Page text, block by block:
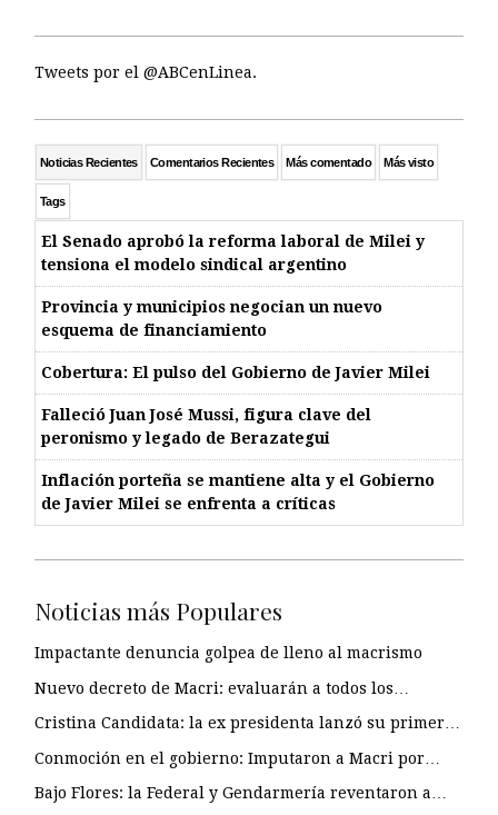
Tweets por el @ABCenLinea.
Noticias Recientes Comentarios Recientes Más comentado Más visto
Tags
El Senado aprobó la reforma laboral de Milei y
tensiona el modelo sindical argentino
Provincia y municipios negocian un nuevo
esquema de financiamiento
Cobertura: El pulso del Gobierno de Javier Milei
Falleció Juan José Mussi, figura clave del
peronismo y legado de Berazategui
Inflación porteña se mantiene alta y el Gobierno
de Javier Milei se enfrenta a críticas
Noticias más Populares
Impactante denuncia golpea de lleno al macrismo
Nuevo decreto de Macri: evaluarán a todos los…
Cristina Candidata: la ex presidenta lanzó su primer…
Conmoción en el gobierno: Imputaron a Macri por…
Bajo Flores: la Federal y Gendarmería reventaron a…